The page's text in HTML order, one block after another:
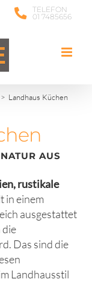
TELEFON
01 7485656
Landhaus Küchen
AUS
rustikale
in einem
ausgestattet
die
Das sind die
Landhausstil